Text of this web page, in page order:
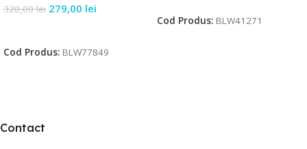
320,00lei 279,00 lei
Cod Produs: BLW77849
Cod Produs: BLW41271
Contact